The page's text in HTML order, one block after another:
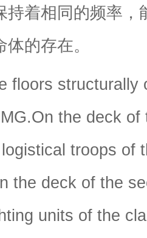
持着相同的频率，
的存在。
floors structurally
the deck
troops of
the deck of the
units of the